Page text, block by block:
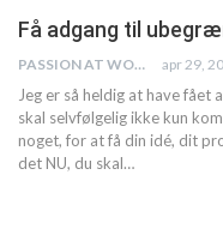
Få adgang til
PASSION AT WORK apr 29,
Jeg er så heldig at have
skal selvfølgelig ikke kun
noget, for at få din idé, dit
det NU, du skal…